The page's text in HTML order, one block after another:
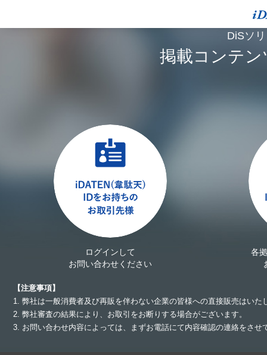
DiSソ
掲載コンテ
ログインして
お問い合わせください
各
【注意事項】
1. 弊社は一般消費者及び再販を伴わない企業の皆様への直接販売はいた
2. 弊社審査の結果により、お取引をお断りする場合がございます。
3. お問い合わせ内容によっては、まずお電話にて内容確認の連絡をさ